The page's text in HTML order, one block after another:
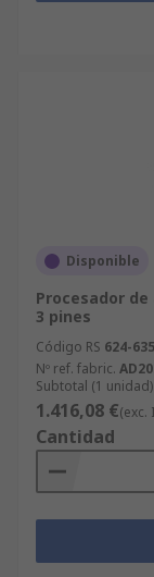
Disponible
Procesador de
3 pines
Código RS 624-635
Nº ref. fabric.
Subtotal (1 unidad)
1.416,08 €(exc.
Cantidad